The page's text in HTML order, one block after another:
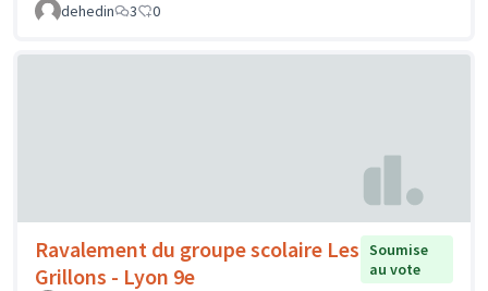
dehedin
3 0
Ravalement du groupe scolaire Les
Grillons - Lyon 9e
Soumise
au vote